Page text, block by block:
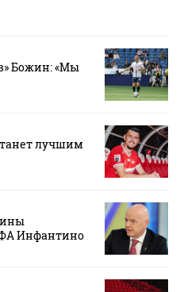
Божин: «Мы
лучшим
Инфантино